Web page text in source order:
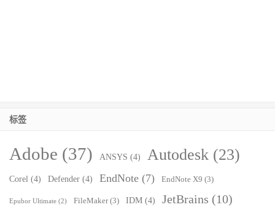
标签
Adobe (37) ANSYS (4) Autodesk (23)
Corel (4) Defender (4) EndNote (7) EndNote X9 (3)
Epubor Ultimate (2) FileMaker(3) IDM (4) JetBrains (10)